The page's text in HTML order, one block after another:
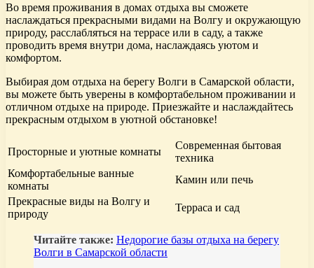
Во время проживания в домах отдыха вы сможете
наслаждаться прекрасными видами на Волгу и окружающую
природу, расслабляться на террасе или в саду, а также
проводить время внутри дома, наслаждаясь уютом и
комфортом.
Выбирая дом отдыха на берегу Волги в Самарской области,
вы можете быть уверены в комфортабельном проживании и
отличном отдыхе на природе. Приезжайте и наслаждайтесь
прекрасным отдыхом в уютной обстановке!
Просторные и уютные комнаты
Современная бытовая
техника
Комфортабельные ванные
комнаты
Камин или печь
Прекрасные виды на Волгу и
природу
Терраса и сад
Читайте также: Недорогие базы отдыха на берегу
Волги в Самарской области